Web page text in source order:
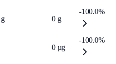
g 0 g
-100.0%
0 µg
-100.0%